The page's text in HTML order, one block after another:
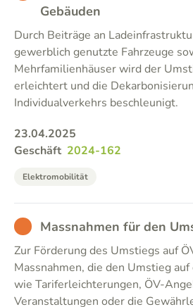
Gebäuden
Durch Beiträge an
gewerblich genutzte Fahrzeuge
Mehrfamilienhäuser wird der
erleichtert und die
Individualverkehrs beschleunigt.
23.04.2025
Geschäft 2024-162
Elektromobilität
BAD Massnahmen für den
Zur Förderung des Umstiegs auf
Massnahmen, die den Umstieg
wie Tariferleichterungen, ÖV-
Veranstaltungen oder die